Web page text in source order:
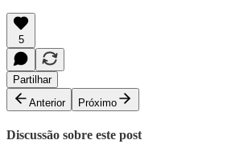
5
Partilhar
Anterior
Próximo
Discussão sobre este post